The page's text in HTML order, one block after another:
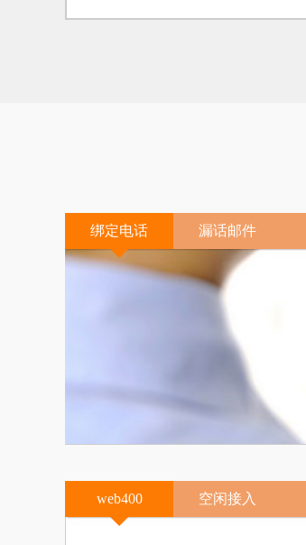
绑定电话 漏话邮件
web400 空闲接入